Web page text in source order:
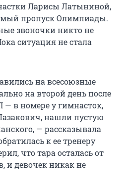
Ларисы Латыниной,
пропуск Олимпиады.
звоночки никто не
ситуация не стала
на всесоюзные
на второй день после
— в номере у гимнасток,
нашли пустую
— рассказывала
к ее тренеру
что тара осталась от
и девочек никак не